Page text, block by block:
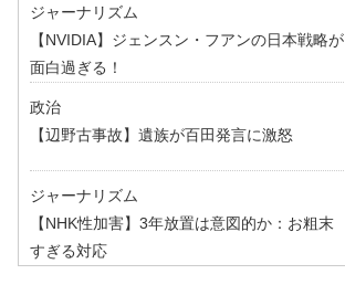
ジャーナリズム
【NVIDIA】ジェンスン・フアンの日本戦略が
面白過ぎる！
政治
【辺野古事故】遺族が百田発言に激怒
ジャーナリズム
【NHK性加害】3年放置は意図的か：お粗末
すぎる対応